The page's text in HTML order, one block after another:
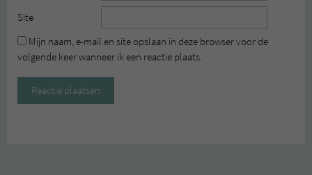
Site
Mijn naam, e-mail en site opslaan in deze browser voor de
volgende keer wanneer ik een reactie plaats.